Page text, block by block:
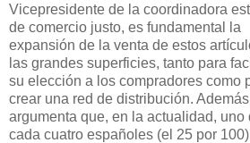
Vicepresidente de la coordinadora
de comercio justo, es fundamental la
expansión de la venta de estos
las grandes superficies, tanto para
su elección a los compradores como
crear una red de distribución. Además
argumenta que, en la actualidad, uno
cada cuatro españoles (el 25 por